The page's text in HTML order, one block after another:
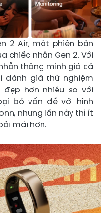
2 Air, một phiên bản
chiếc nhẫn Gen 2. Với
thông minh giá cả
đánh giá thử nghiệm
hơn nhiều so với
bỏ vấn đề với hình
nhưng lần này thì ít
mái hơn.